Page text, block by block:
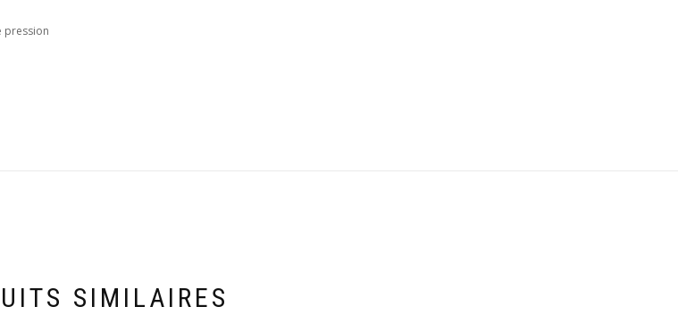
pression
SIMILAIRES